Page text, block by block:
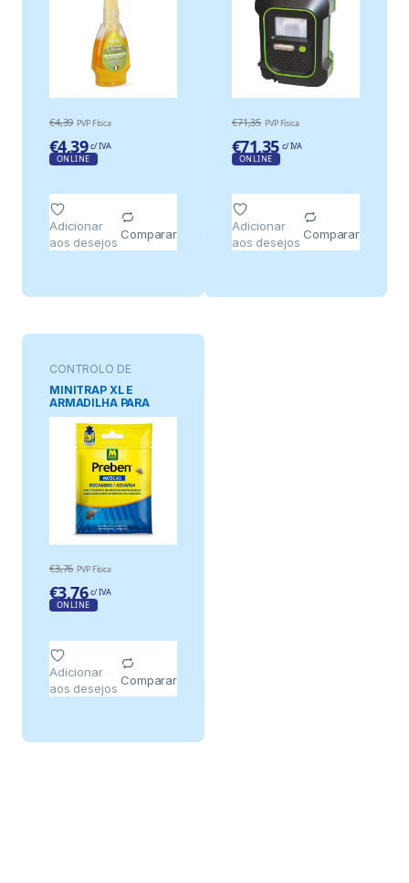
€4,39 PVP Física
€4,39 c/ IVA
ONLINE
Adicionar
aos desejos
Comparar
€71,35 PVP Física
€71,35 c/ IVA
ONLINE
Adicionar
aos desejos
Comparar
CONTROLO DE
PRAGAS
MINITRAP XL E
ARMADILHA PARA
MOSCAS DE
REPOSIÇÃO, 15 g
€3,76 PVP Física
€3,76 c/ IVA
ONLINE
Adicionar
aos desejos
Comparar